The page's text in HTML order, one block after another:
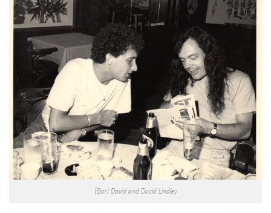
(Bar) David and David Lindley